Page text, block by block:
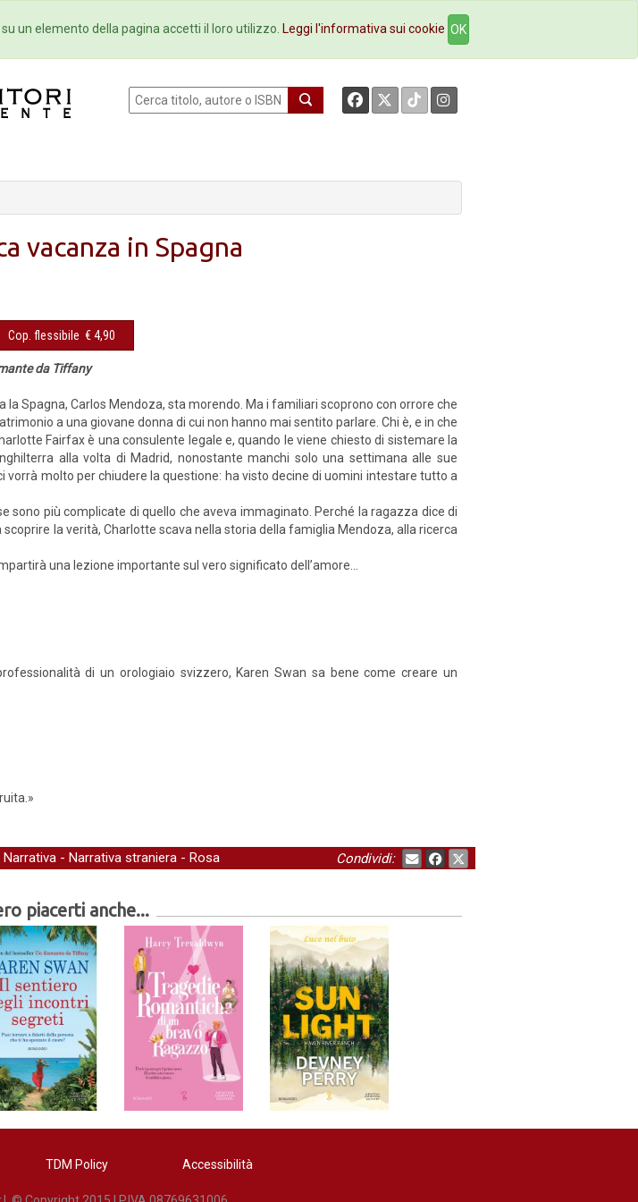
Newsletter Ebookstore Contatti
vacanza in Spagna
Cop. flessibile € 4,90
da Tiffany
la Spagna, Carlos Mendoza, sta mo­rendo. Ma i familiari scoprono con orrore che
a una giovane donna di cui non hanno mai sen­tito parlare. Chi è, e in che
Fairfax è una consu­lente legale e, quando le viene chiesto di sistemare la
alla volta di Madrid, nonostante manchi solo una settimana alle sue
vorrà molto per chiudere la questione: ha visto decine di uo­mini intestare tutto a
sono più complicate di quello che aveva immaginato. Perché la ragazza dice di
la verità, Charlotte scava nella sto­ria della famiglia Mendoza, alla ricerca
una lezione im­portante sul vero significato dell’amore...
di un orologiaio svizzero, Karen Swan sa bene come creare un
Narrativa - Narrativa straniera - Rosa Condividi:
piacerti anche...
TDM Policy Accessibilità
un elemento della pagina accetti il loro utilizzo. Leggi l'informativa sui cookie OK